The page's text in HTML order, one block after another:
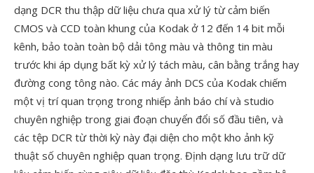
dạng DCR thu thập dữ liệu chưa qua xử lý từ cảm biến
CMOS và CCD toàn khung của Kodak ở 12 đến 14 bit mỗi
kênh, bảo toàn toàn bộ dải tông màu và thông tin màu
trước khi áp dụng bất kỳ xử lý tách màu, cân bằng trắng hay
đường cong tông nào. Các máy ảnh DCS của Kodak chiếm
một vị trí quan trọng trong nhiếp ảnh báo chí và studio
chuyên nghiệp trong giai đoạn chuyển đổi số đầu tiên, và
các tệp DCR từ thời kỳ này đại diện cho một kho ảnh kỹ
thuật số chuyên nghiệp quan trọng. Định dạng lưu trữ dữ